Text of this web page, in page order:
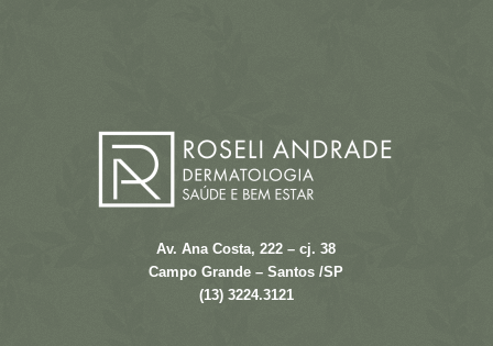
Av. Ana Costa, 222 – cj. 38
Campo Grande – Santos /SP
(13) 3224.3121